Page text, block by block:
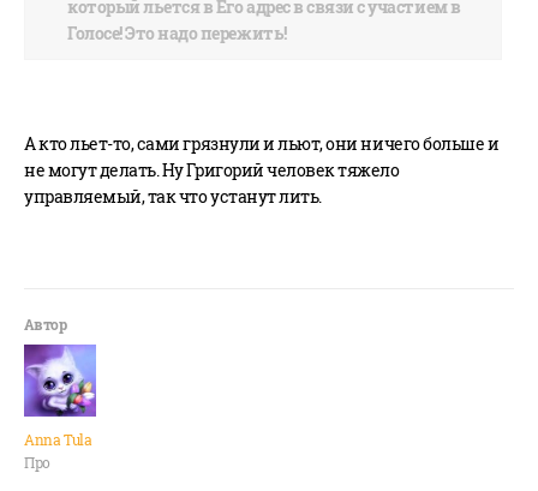
который льется в Его адрес в связи с участием в
Голосе! Это надо пережить!
А кто льет-то, сами грязнули и льют, они ничего больше и
не могут делать. Ну Григорий человек тяжело
управляемый, так что устанут лить.
Anna Tula
Про